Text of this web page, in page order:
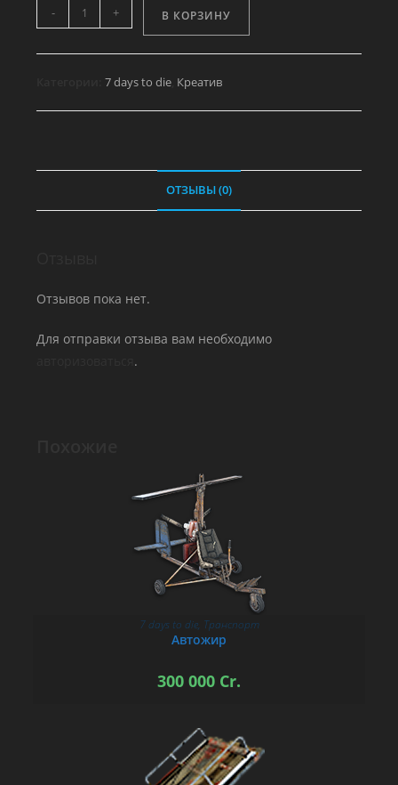
Количество
товара
Собачья
- + В КОРЗИНУ
Категории:7 days to die Креатив
ОТЗЫВЫ (0)
Отзывов пока нет.
Для отправки отзыва вам необходимо
.
В КОРЗИНУ
7 days to die, Транспорт
Автожир
300 000 Cr.